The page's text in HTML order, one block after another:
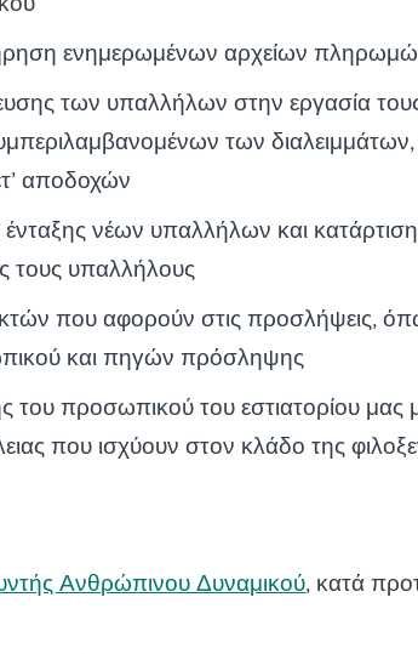
ενημερωμένων αρχείων
των υπαλλήλων στην εργασία
των
αποδοχών
νέων υπαλλήλων και
τους υπαλλήλους
που αφορούν στις προσλήψεις,
και πηγών πρόσληψης
προσωπικού του εστιατορίου μας
που ισχύουν στον κλάδο της
Ανθρώπινου Δυναμικού, κατά